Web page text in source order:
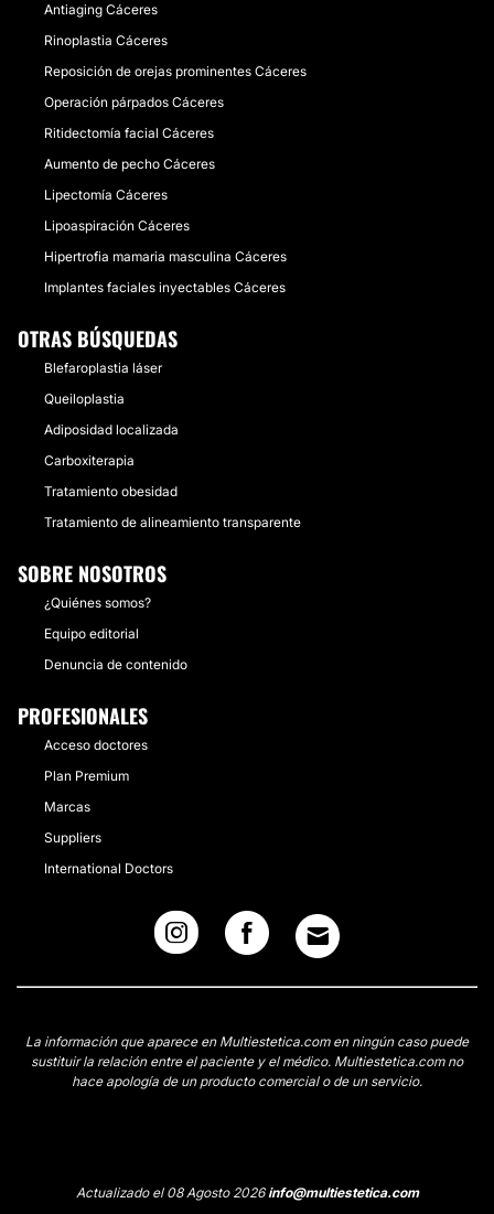
Antiaging Cáceres
Rinoplastia Cáceres
Reposición de orejas prominentes Cáceres
Operación párpados Cáceres
Ritidectomía facial Cáceres
Aumento de pecho Cáceres
Lipectomía Cáceres
Lipoaspiración Cáceres
Hipertrofia mamaria masculina Cáceres
Implantes faciales inyectables Cáceres
OTRAS BÚSQUEDAS
Blefaroplastia láser
Queiloplastia
Adiposidad localizada
Carboxiterapia
Tratamiento obesidad
Tratamiento de alineamiento transparente
SOBRE NOSOTROS
¿Quiénes somos?
Equipo editorial
Denuncia de contenido
PROFESIONALES
Acceso doctores
Plan Premium
Marcas
Suppliers
International Doctors
La información que aparece en Multiestetica.com en ningún caso puede
sustituir la relación entre el paciente y el médico. Multiestetica.com no
hace apología de un producto comercial o de un servicio.
Actualizado el 08 Agosto 2026info@multiestetica.com